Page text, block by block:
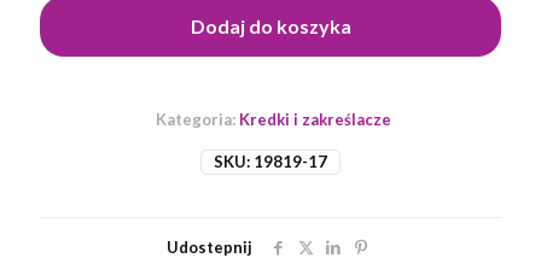
tubie
12
szt.
Dodaj do koszyka
SKU: 19819-17
Kategoria: Kredki i zakreślacze
Udostepnij